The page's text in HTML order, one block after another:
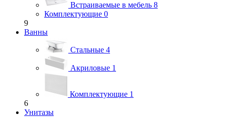
Встраиваемые в мебель 8
Комплектующие 0
9
Ванны
Стальные 4
Акриловые 1
Комплектующие 1
6
Унитазы